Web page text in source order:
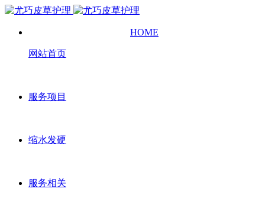
HOME
网站首页
服务项目
缩水发硬
服务相关